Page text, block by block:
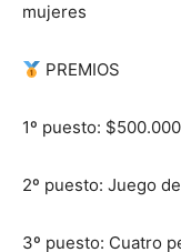
mujeres
PREMIOS
1º puesto:
2º puesto: Juego
3º puesto: Cuatro